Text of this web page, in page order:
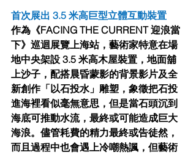
⾸次展出 3.5 ⽶⾼巨型⽴體互動裝置
作為《FACING THE CURRENT 迎浪當
下》巡迴展覽上海站，藝術家特意在場
地中央架設 3.5 ⽶⾼⽊屋裝置，地⾯舖
上沙⼦，配搭晨昏蒙影的背景影⽚及全
新創作「以⽯投⽔」雕塑，象徵把⽯投
進海裡看似毫無意思，但是當⽯頭沉到
海底可推動⽔流，最終或可能造成巨⼤
海浪。儘管耗費的精⼒最終或告徒然，
⽽且過程中也會遇上冷嘲熱諷，但藝術